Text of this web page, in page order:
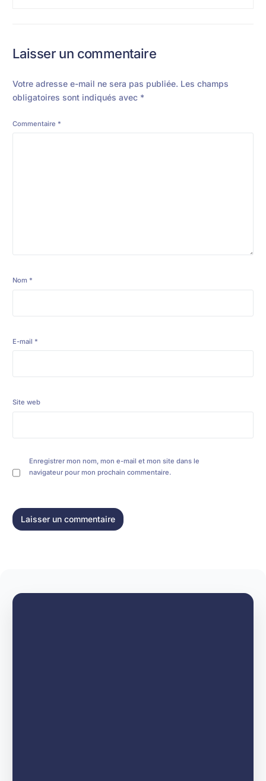
Laisser un commentaire
Votre adresse e-mail ne sera pas publiée. Les champs
obligatoires sont indiqués avec *
Commentaire *
Nom *
E-mail *
Site web
Enregistrer mon nom, mon e-mail et mon site dans le
navigateur pour mon prochain commentaire.